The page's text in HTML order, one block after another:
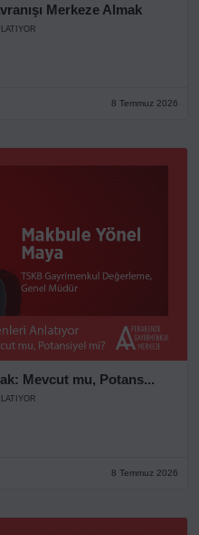
Merkeze Almak
8 Temmuz 2026
Mevcut mu, Potans...
8 Temmuz 2026